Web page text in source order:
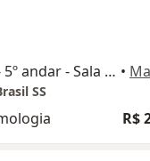
Rua Alcídio Viana, 1001 - 5º andar - Sala 53, São José Dos Pinhais •
SS
R$